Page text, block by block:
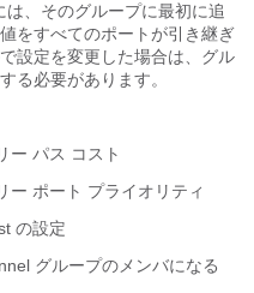
、そのグループに最初に追
をすべてのポートが引き継ぎ
設定を変更した場合は、グル
る必要があります。
ー パス コスト
ー ポート プライオリティ
の設定
グループのメンバになる